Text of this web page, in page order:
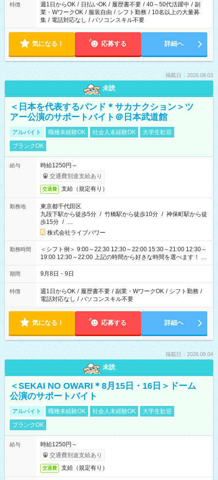
特徴 週1日からOK / 日払いOK / 履歴書不要 / 40～50代活躍中 / 副
業・WワークOK / 服装自由 / シフト勤務 / 10名以上の大量募
集 / 電話対応なし / パソコンスキル不要
気になる！ 応募する 詳細へ
掲載日：2026.08.03
未読
＜日本を代表するバンド＊サカナクション＞ツ
アー公演のサポートバイト＠日本武道館
アルバイト 職種未経験OK 社会人未経験OK
大学生歓迎
ブランクOK
給与
時給1250円～
交通費別途支給あり
交通費 支給（規定有り）
勤務地
東京都千代田区
九段下駅から徒歩5分 / 竹橋駅から徒歩10分 / 神保町駅から徒
歩15分 / …
株式会社ライブパワー
勤務時間
＜シフト例＞ 9:00～22:30 12:30～22:00 15:30～21:00 12:30～
19:00 12:30～22:00 上記の時間から好きな時間を選べます！ ※
時間は変更となる可能性があります
期間 9月8日・9日
特徴 週1日からOK / 履歴書不要 / 副業・WワークOK / シフト勤務 /
電話対応なし / パソコンスキル不要
気になる！ 応募する 詳細へ
掲載日：2026.08.04
未読
＜SEKAI NO OWARI＊8月15日・16日＞ドーム
公演のサポートバイト
アルバイト 職種未経験OK 社会人未経験OK
大学生歓迎
ブランクOK
給与
時給1250円～
交通費別途支給あり
交通費 支給（規定有り）